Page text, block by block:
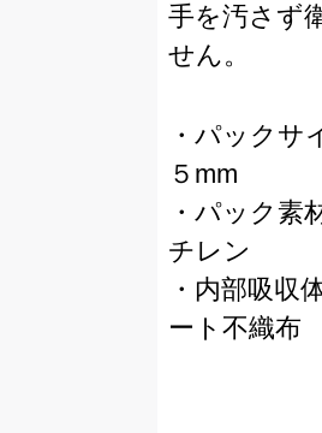
手を汚さず
せん。
・パック
５mm
・パック
チレン
・内部吸
ート不織布